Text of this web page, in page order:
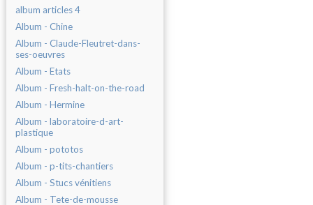
album articles 4
Album - Chine
Album - Claude-Fleutret-dans-
ses-oeuvres
Album - Etats
Album - Fresh-halt-on-the-road
Album - Hermine
Album - laboratoire-d-art-
plastique
Album - pototos
Album - p-tits-chantiers
Album - Stucs vénitiens
Album - Tete-de-mousse